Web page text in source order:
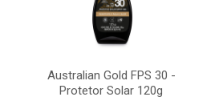
Australian Gold FPS 30 -
Protetor Solar 120g